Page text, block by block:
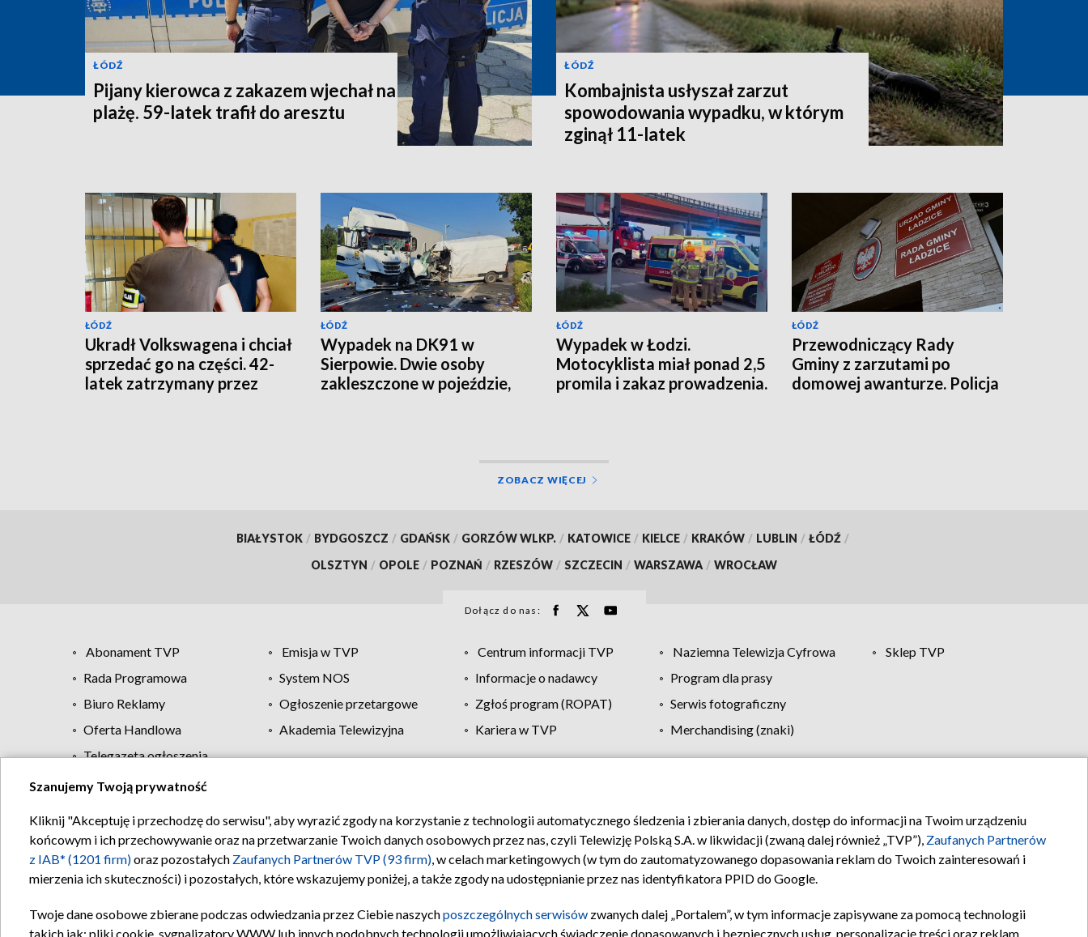
ŁÓDŹ
Pijany kierowca z zakazem wjechał na
plażę. 59-latek trafił do aresztu
ŁÓDŹ
Kombajnista usłyszał zarzut
spowodowania wypadku, w którym
zginął 11-latek
ŁÓDŹ
Ukradł Volkswagena i chciał
sprzedać go na części. 42-
latek zatrzymany przez
ŁÓDŹ
Wypadek na DK91 w
Sierpowie. Dwie osoby
zakleszczone w pojeździe,
ŁÓDŹ
Wypadek w Łodzi.
Motocyklista miał ponad 2,5
promila i zakaz prowadzenia.
ŁÓDŹ
Przewodniczący Rady
Gminy z zarzutami po
domowej awanturze. Policja
ZOBACZ WIĘCEJ
BIAŁYSTOK / BYDGOSZCZ / GDAŃSK / GORZÓW WLKP. / KATOWICE / KIELCE / KRAKÓW / LUBLIN / ŁÓDŹ /
OLSZTYN / OPOLE / POZNAŃ / RZESZÓW / SZCZECIN / WARSZAWA / WROCŁAW
Dołącz do nas:
Abonament TVP Emisja w TVP Centrum informacji TVP Naziemna Telewizja Cyfrowa
Sklep TVP
Rada Programowa
System NOS Informacje o nadawcy
Program dla prasy
Biuro Reklamy
Ogłoszenie przetargowe Zgłoś program (ROPAT)
Serwis fotograficzny
Oferta Handlowa
Akademia Telewizyjna Kariera w TVP
Merchandising (znaki)
Telegazeta ogłoszenia
Regulamin TVP Polityka prywatności Moje zgody Pomoc Biuro reklamy Kontakt
Szanujemy Twoją prywatność
Kliknij "Akceptuję i przechodzę do serwisu", aby wyrazić zgody na korzystanie z technologii automatycznego śledzenia i zbierania danych, dostęp do informacji na Twoim urządzeniu
końcowym i ich przechowywanie oraz na przetwarzanie Twoich danych osobowych przez nas, czyli Telewizję Polską S.A. w likwidacji (zwaną dalej również „TVP”), Zaufanych Partnerów
z IAB* (1201 firm)oraz pozostałych Zaufanych Partnerów TVP (93 firm), w celach marketingowych (w tym do zautomatyzowanego dopasowania reklam do Twoich zainteresowań i
mierzenia ich skuteczności) i pozostałych, które wskazujemy poniżej, a także zgody na udostępnianie przez nas identyfikatora PPID do Google.
Twoje dane osobowe zbierane podczas odwiedzania przez Ciebie naszychposzczególnych serwisów zwanych dalej „Portalem”, w tym informacje zapisywane za pomocą technologii
takich jak: pliki cookie, sygnalizatory WWW lub innych podobnych technologii umożliwiających świadczenie dopasowanych i bezpiecznych usług, personalizację treści oraz reklam,